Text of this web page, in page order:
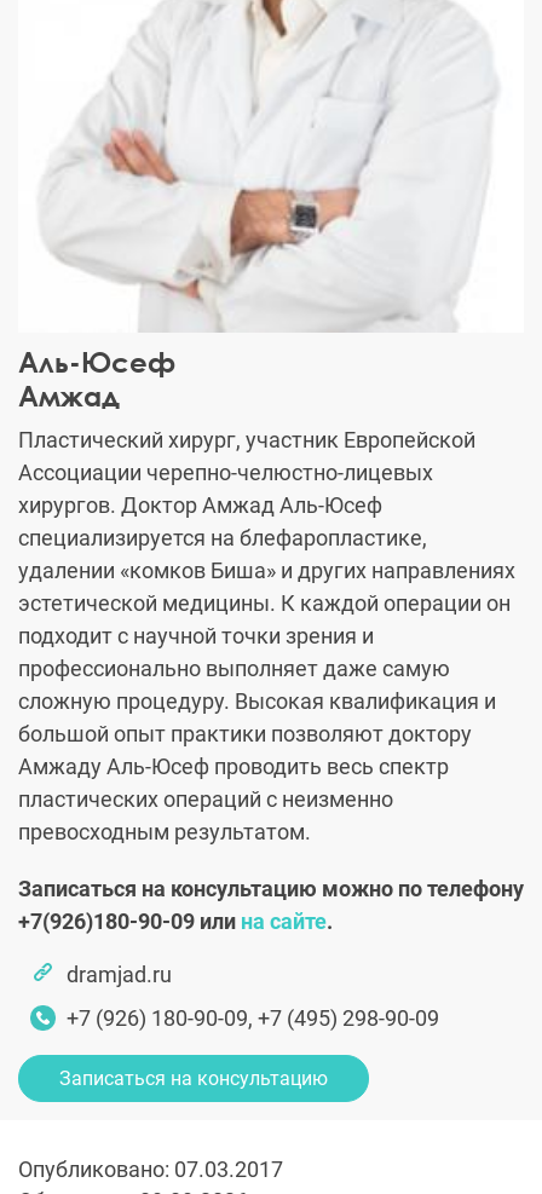
Аль-Юсеф
Амжад
Пластический хирург, участник Европейской
Ассоциации черепно-челюстно-лицевых
хирургов. Доктор Амжад Аль-Юсеф
специализируется на блефаропластике,
удалении «комков Биша» и других направлениях
эстетической медицины. К каждой операции он
подходит с научной точки зрения и
профессионально выполняет даже самую
сложную процедуру. Высокая квалификация и
большой опыт практики позволяют доктору
Амжаду Аль-Юсеф проводить весь спектр
пластических операций с неизменно
превосходным результатом.
Записаться на консультацию можно по телефону
+7(926)180-90-09 или на сайте.
dramjad.ru
+7 (926) 180-90-09, +7 (495) 298-90-09
Записаться на консультацию
Опубликовано: 07.03.2017